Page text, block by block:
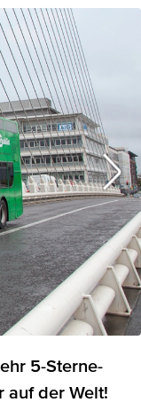
5-Sterne-
auf der Welt!